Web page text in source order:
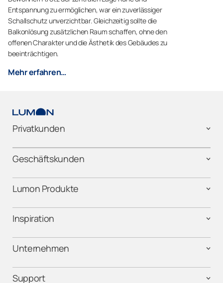
Entspannung zu ermöglichen, war ein zuverlässiger
Schallschutz unverzichtbar. Gleichzeitig sollte die
Balkonlösung zusätzlichen Raum schaffen, ohne den
offenen Charakter und die Ästhetik des Gebäudes zu
beeinträchtigen.
Mehr erfahren…
Privatkunden
Geschäftskunden
Lumon Produkte
Inspiration
Unternehmen
Support